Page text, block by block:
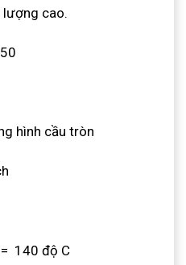
cao.
hình cầu tròn
140 độ C